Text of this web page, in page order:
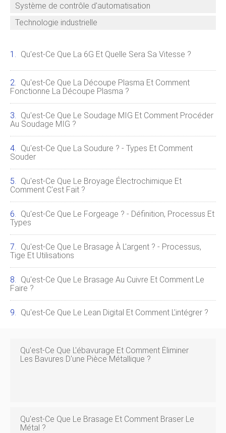
Système de contrôle d'automatisation
Technologie industrielle
Qu'est-Ce Que La 6G Et Quelle Sera Sa Vitesse ?
Qu'est-Ce Que La Découpe Plasma Et Comment
Fonctionne La Découpe Plasma ?
Qu'est-Ce Que Le Soudage MIG Et Comment Procéder
Au Soudage MIG ?
Qu'est-Ce Que La Soudure ? - Types Et Comment
Souder
Qu'est-Ce Que Le Broyage Électrochimique Et
Comment C'est Fait ?
Qu'est-Ce Que Le Forgeage ? - Définition, Processus Et
Types
Qu'est-Ce Que Le Brasage À L'argent ? - Processus,
Tige Et Utilisations
Qu'est-Ce Que Le Brasage Au Cuivre Et Comment Le
Faire ?
Qu'est-Ce Que Le Lean Digital Et Comment L'intégrer ?
Qu'est-Ce Que L'ébavurage Et Comment Éliminer
Les Bavures D'une Pièce Métallique ?
Qu'est-Ce Que Le Brasage Et Comment Braser Le
Métal ?